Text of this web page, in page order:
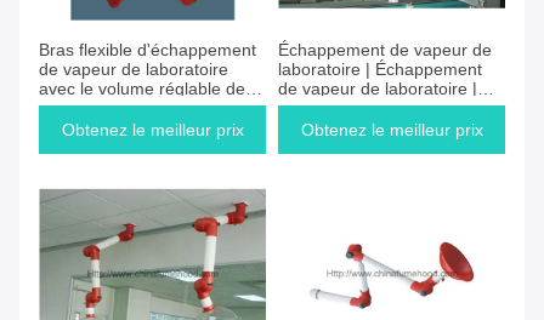
Bras flexible d'échappement
de vapeur de laboratoire
avec le volume réglable de
ventilation
Obtenez le meilleur prix
Échappement de vapeur de
laboratoire | Échappement
de vapeur de laboratoire |
Échappement de vapeur de
laboratoire fabriqué en Chine
Obtenez le meilleur prix